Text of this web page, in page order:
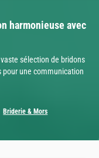
harmonieuse avec
sélection de bridons
pour une communication
Briderie & Mors